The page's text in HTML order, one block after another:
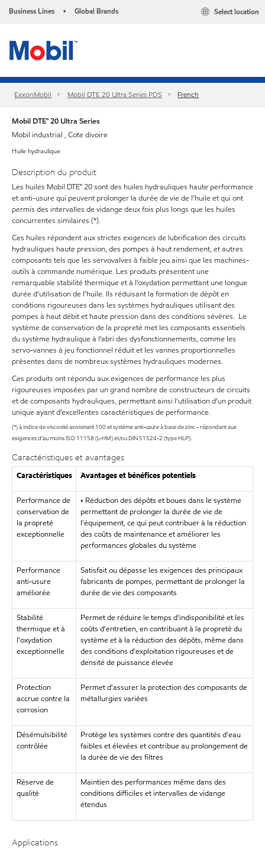
Business Lines • Global Brands Select location
ExxonMobil Mobil DTE 20 Ultra Series PDS French
Mobil DTE™ 20 Ultra Series
Mobil industrial , Cote divoire
Huile hydraulique
Description du produit
Les huiles Mobil DTE™ 20 sont des huiles hydrauliques haute performance
et anti-usure qui peuvent prolonger la durée de vie de l’huile et qui ont
permis des intervalles de vidange deux fois plus longs que les huiles
concurrentes similaires (*).
Ces huiles répondent aux strictes exigences de lubrification des circuits
hydrauliques haute pression, des pompes à haut rendement, et autres
composants tels que les servovalves à faible jeu ainsi que les machines-
outils à commande numérique. Les produits présentent une
remarquable stabilité thermique et à l’oxydation permettant une longue
durée d’utilisation de l’huile. Ils réduisant la formation de dépôt en
conditions rigoureuses dans les systèmes hydrauliques utilisant des
pompes à haut débit et haute pression dans des conditions sévères. Le
système de conservation de la propreté met les composants essentiels
du système hydraulique à l’abri des dysfonctionnements, comme les
servo-vannes à jeu fonctionnel réduit et les vannes proportionnelles
présentes dans de nombreux systèmes hydrauliques modernes.
Ces produits ont répondu aux exigences de performance les plus
rigoureuses imposées par un grand nombre de constructeurs de circuits
et de composants hydrauliques, permettant ainsi l’utilisation d’un produit
unique ayant d’excellentes caractéristiques de performance.
(*) à indice de viscosité avoisinant 100 et système anti-usure à base de zinc - répondant aux
exigences d’au moins ISO 11158 (L-HM) et/ou DIN 51524-2 (type HLP).
Caractéristiques et avantages
Caractéristiques Avantages et bénéfices potentiels
Performance de
conservation de
la propreté
exceptionnelle
• Réduction des dépôts et boues dans le système
permettant de prolonger la durée de vie de
l'équipement, ce qui peut contribuer à la réduction
des coûts de maintenance et améliorer les
performances globales du système
Performance
anti-usure
améliorée
Satisfait ou dépasse les exigences des principaux
fabricants de pompes, permettant de prolonger la
durée de vie des composants
Stabilité
thermique et à
l'oxydation
exceptionnelle
Permet de réduire le temps d'indisponibilité et les
coûts d'entretien, en contribuant à la propreté du
système et à la réduction des dépôts, même dans
des conditions d'exploitation rigoureuses et de
densité de puissance élevée
Protection
accrue contre la
corrosion
Permet d'assurer la protection des composants de
métallurgies variées
Désémulsibilité
contrôlée
Protège les systèmes contre des quantités d'eau
faibles et élevées et contribue au prolongement de
la durée de vie des filtres
Réserve de
qualité
Maintien des performances même dans des
conditions difficiles et intervalles de vidange
étendus
Applications